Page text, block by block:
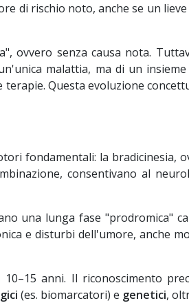
rischio noto, anche se un lieve
ovvero senza causa nota.
malattia, ma di un
Questa evoluzione
fondamentali: la bradicinesia,
consentivano al
una lunga fase "prodromica"
e disturbi dell'umore, anche
anni. Il riconoscimento
(es. biomarcatori) e genetici,